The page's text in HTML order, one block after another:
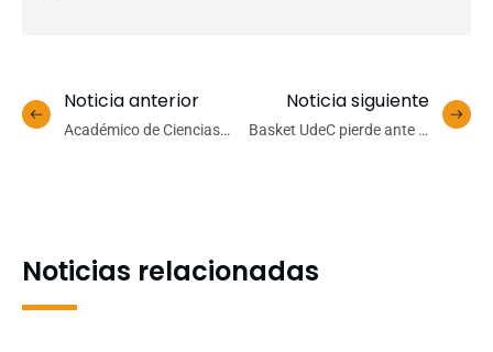
Noticia anterior
Académico de Ciencias
Noticia siguiente
Basket UdeC pierde ante el
Noticias relacionadas